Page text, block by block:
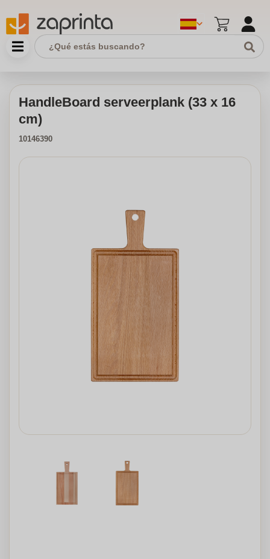
HandleBoard serveerplank (33 x 16
cm)
10146390